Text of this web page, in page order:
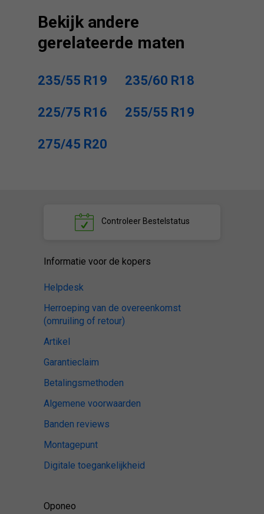
Bekijk andere
gerelateerde maten
235/55 R19 235/60 R18
225/75 R16 255/55 R19
275/45 R20
ControleerBestelstatus
Informatie voor de kopers
Helpdesk
Herroeping van de overeenkomst
(omruiling of retour)
Artikel
Garantieclaim
Betalingsmethoden
Algemene voorwaarden
Banden reviews
Montagepunt
Digitale toegankelijkheid
Oponeo